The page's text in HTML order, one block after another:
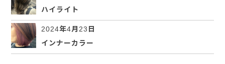
ハイライト
2024年4月23日
インナーカラー